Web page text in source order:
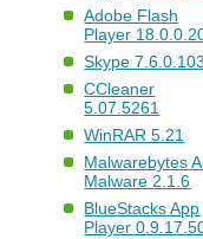
Adobe Flash
Player
Skype 7.6.0.103
CCleaner
5.07.5261
WinRAR 5.21
Malwarebytes
Malware 2.1.6
BlueStacks App
Player